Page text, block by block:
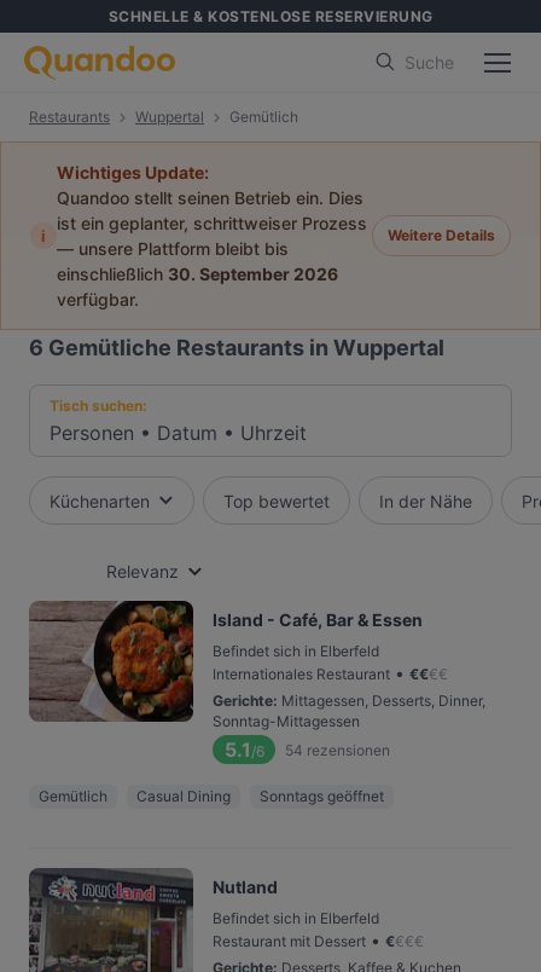
SCHNELLE & KOSTENLOSE RESERVIERUNG
Suche
Restaurants Wuppertal Gemütlich
i
Wichtiges Update:
Quandoo stellt seinen Betrieb ein. Dies
ist ein geplanter, schrittweiser Prozess
— unsere Plattform bleibt bis
einschließlich 30. September 2026
verfügbar.
Weitere Details
6 Gemütliche Restaurants in Wuppertal
Tisch suchen:
Personen • Datum • Uhrzeit
Küchenarten Top bewertet In der Nähe
Relevanz
Island - Café, Bar & Essen
Befindet sich in Elberfeld
Internationales Restaurant • €€€€
Gerichte: Mittagessen, Desserts, Dinner,
Sonntag-Mittagessen
5.1 /6 54 rezensionen
Gemütlich Casual Dining Sonntags geöffnet
Nutland
Befindet sich in Elberfeld
Restaurant mit Dessert • €€€€
Gerichte: Desserts, Kaffee & Kuchen